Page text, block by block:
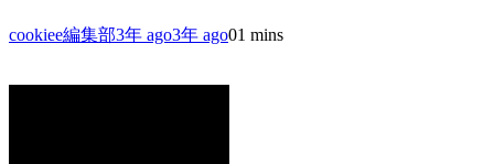
cookiee編集部3年 ago3年 ago01 mins